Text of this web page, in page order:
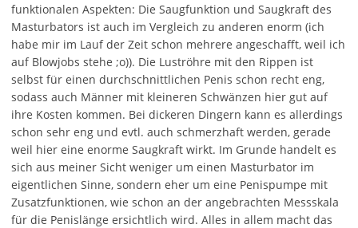
funktionalen Aspekten: Die Saugfunktion und Saugkraft des
Masturbators ist auch im Vergleich zu anderen enorm (ich
habe mir im Lauf der Zeit schon mehrere angeschafft, weil ich
auf Blowjobs stehe ;o)). Die Luströhre mit den Rippen ist
selbst für einen durchschnittlichen Penis schon recht eng,
sodass auch Männer mit kleineren Schwänzen hier gut auf
ihre Kosten kommen. Bei dickeren Dingern kann es allerdings
schon sehr eng und evtl. auch schmerzhaft werden, gerade
weil hier eine enorme Saugkraft wirkt. Im Grunde handelt es
sich aus meiner Sicht weniger um einen Masturbator im
eigentlichen Sinne, sondern eher um eine Penispumpe mit
Zusatzfunktionen, wie schon an der angebrachten Messskala
für die Penislänge ersichtlich wird. Alles in allem macht das